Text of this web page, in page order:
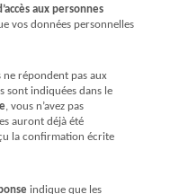
aux personnes
vos données personnelles
ne répondent pas aux
sont indiquées dans le
, vous n’avez pas
auront déjà été
la confirmation écrite
indique que les